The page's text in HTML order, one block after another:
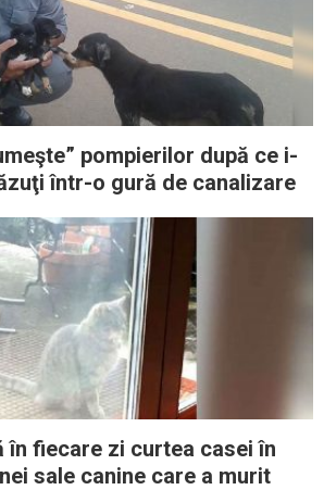
pompierilor după ce i-
într-o gură de canalizare
în fiecare zi curtea casei în
sale canine care a murit